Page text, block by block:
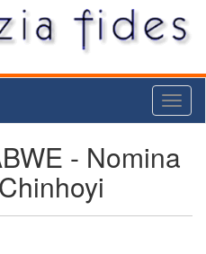
- Nomina